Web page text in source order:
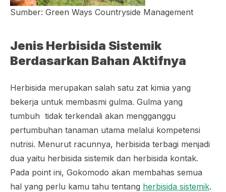
Sumber: Green Ways Countryside Management
Jenis Herbisida Sistemik
Berdasarkan Bahan Aktifnya
Herbisida merupakan salah satu zat kimia yang
bekerja untuk membasmi gulma. Gulma yang
tumbuh tidak terkendali akan mengganggu
pertumbuhan tanaman utama melalui kompetensi
nutrisi. Menurut racunnya, herbisida terbagi menjadi
dua yaitu herbisida sistemik dan herbisida kontak.
Pada point ini, Gokomodo akan membahas semua
hal yang perlu kamu tahu tentang herbisida sistemik.